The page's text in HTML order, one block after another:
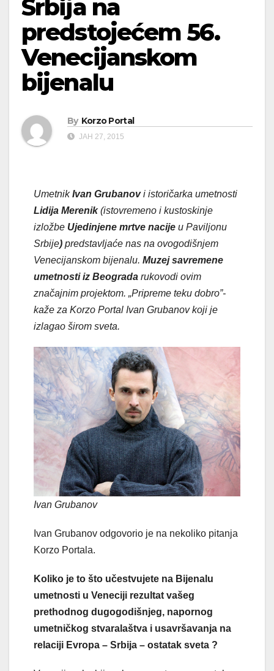
Srbija na
predstojećem 56.
Venecijanskom
bijenalu
By Korzo Portal
ЈАН 27, 2015
UmetnikIvan Grubanovi istoričarka umetnosti
Lidija Merenik(istovremeno i kustoskinje
izložbe Ujedinjene mrtve nacije u Paviljonu
Srbije) predstavljaće nas na ovogodišnjem
Venecijanskom bijenalu. Muzej savremene
umetnosti iz Beograda rukovodi ovim
značajnim projektom. „Pripreme teku dobro”-
kaže za Korzo Portal Ivan Grubanov koji je
izlagao širom sveta.
Ivan Grubanov
Ivan Grubanov odgovorio je na nekoliko pitanja
Korzo Portala.
Koliko je to što učestvujete na Bijenalu
umetnosti u Veneciji rezultat vašeg
prethodnog dugogodišnjeg, napornog
umetničkog stvaralaštva i usavršavanja na
relaciji Evropa – Srbija – ostatak sveta ?